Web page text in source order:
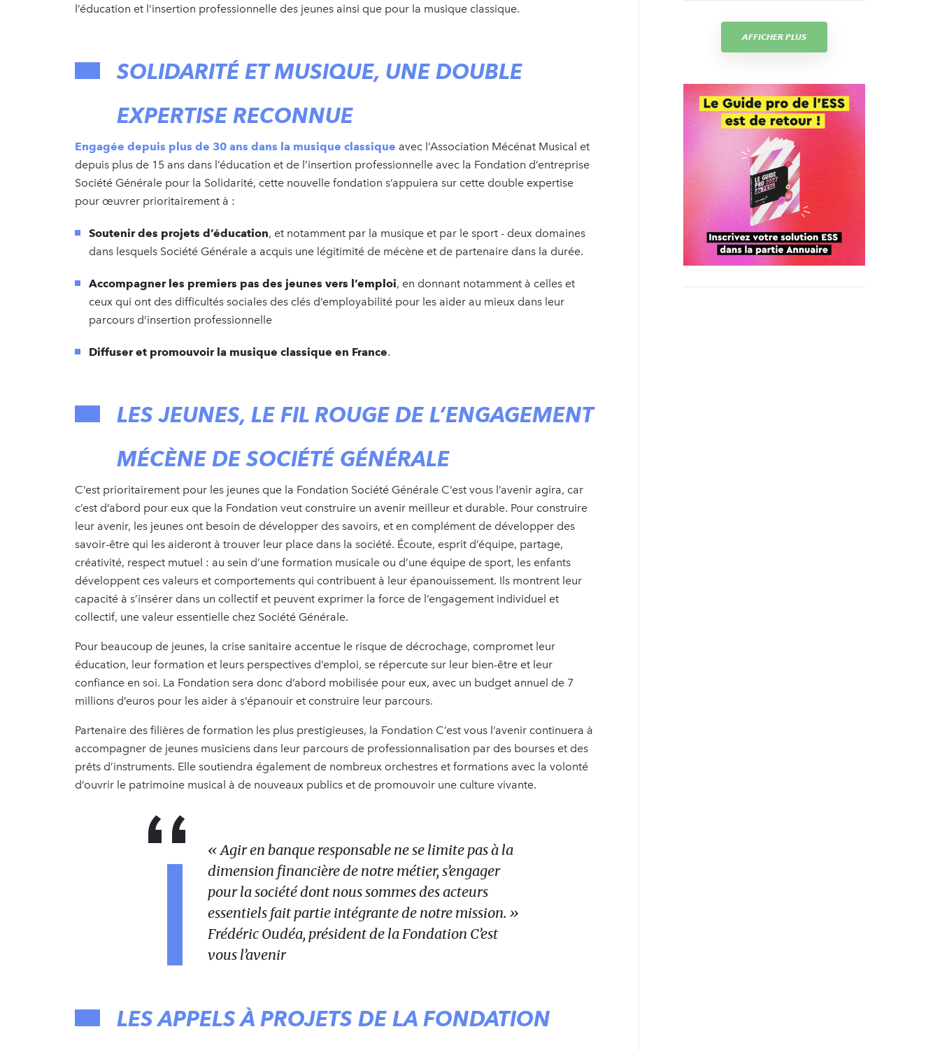
l’éducation et l’insertion professionnelle des jeunes ainsi que pour la musique classique.
SOLIDARITÉ ET MUSIQUE, UNE DOUBLE
EXPERTISE RECONNUE
Engagée depuis plus de 30 ans dans la musique classique avec l’Association Mécénat Musical et
depuis plus de 15 ans dans l’éducation et de l’insertion professionnelle avec la Fondation d’entreprise
Société Générale pour la Solidarité, cette nouvelle fondation s’appuiera sur cette double expertise
pour œuvrer prioritairement à :
Soutenir des projets d’éducation, et notamment par la musique et par le sport - deux domaines
dans lesquels Société Générale a acquis une légitimité de mécène et de partenaire dans la durée.
Accompagner les premiers pas des jeunes vers l’emploi, en donnant notamment à celles et
ceux qui ont des difficultés sociales des clés d’employabilité pour les aider au mieux dans leur
parcours d’insertion professionnelle
Diffuser et promouvoir la musique classique en France.
LES JEUNES, LE FIL ROUGE DE L’ENGAGEMENT
MÉCÈNE DE SOCIÉTÉ GÉNÉRALE
C’est prioritairement pour les jeunes que la Fondation Société Générale C’est vous l’avenir agira, car
c’est d’abord pour eux que la Fondation veut construire un avenir meilleur et durable. Pour construire
leur avenir, les jeunes ont besoin de développer des savoirs, et en complément de développer des
savoir-être qui les aideront à trouver leur place dans la société. Écoute, esprit d’équipe, partage,
créativité, respect mutuel : au sein d’une formation musicale ou d’une équipe de sport, les enfants
développent ces valeurs et comportements qui contribuent à leur épanouissement. Ils montrent leur
capacité à s’insérer dans un collectif et peuvent exprimer la force de l’engagement individuel et
collectif, une valeur essentielle chez Société Générale.
Pour beaucoup de jeunes, la crise sanitaire accentue le risque de décrochage, compromet leur
éducation, leur formation et leurs perspectives d’emploi, se répercute sur leur bien-être et leur
confiance en soi. La Fondation sera donc d’abord mobilisée pour eux, avec un budget annuel de 7
millions d’euros pour les aider à s’épanouir et construire leur parcours.
Partenaire des filières de formation les plus prestigieuses, la Fondation C’est vous l’avenir continuera à
accompagner de jeunes musiciens dans leur parcours de professionnalisation par des bourses et des
prêts d’instruments. Elle soutiendra également de nombreux orchestres et formations avec la volonté
d’ouvrir le patrimoine musical à de nouveaux publics et de promouvoir une culture vivante.
« Agir en banque responsable ne se limite pas à la
dimension financière de notre métier, s’engager
pour la société dont nous sommes des acteurs
essentiels fait partie intégrante de notre mission. »
Frédéric Oudéa, président de la Fondation C’est
vous l’avenir
LES APPELS À PROJETS DE LA FONDATION
AFFICHER PLUS